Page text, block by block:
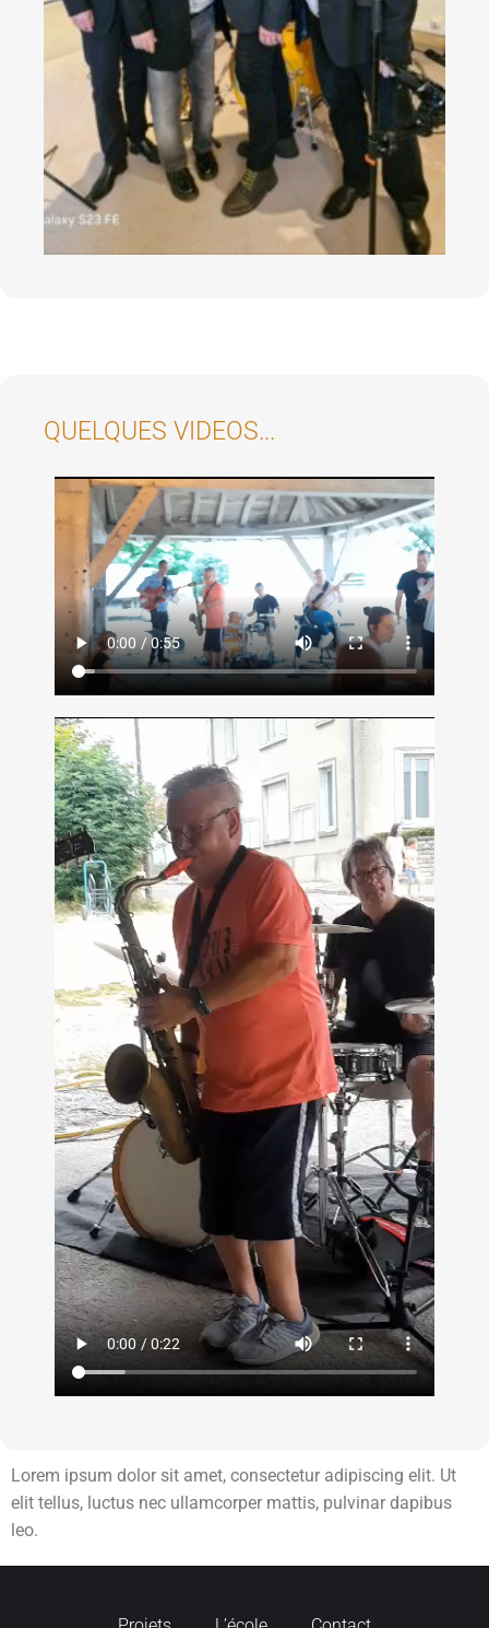
QUELQUES VIDEOS...
Lorem ipsum dolor sit amet, consectetur adipiscing elit. Ut
elit tellus, luctus nec ullamcorper mattis, pulvinar dapibus
leo.